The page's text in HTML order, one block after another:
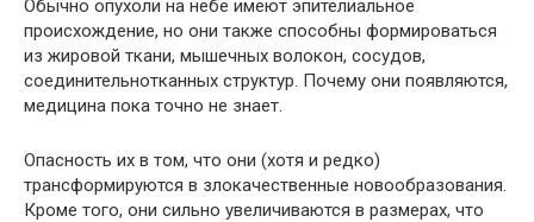
Обычно опухоли на небе имеют эпителиальное
происхождение, но они также способны формироваться
из жировой ткани, мышечных волокон, сосудов,
соединительнотканных структур. Почему они появляются,
медицина пока точно не знает.
Опасность их в том, что они (хотя и редко)
трансформируются в злокачественные новообразования.
Кроме того, они сильно увеличиваются в размерах, что